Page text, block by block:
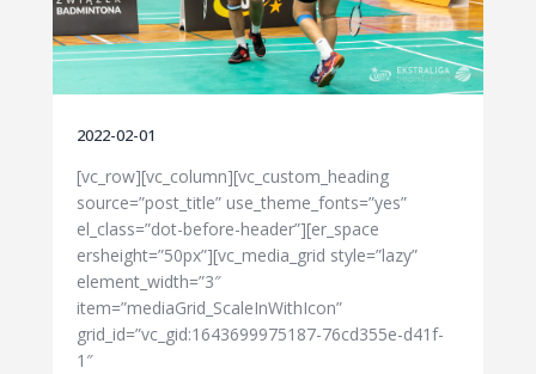
2022-02-01
[vc_row][vc_column][vc_custom_heading
source=”post_title” use_theme_fonts=”yes”
el_class=”dot-before-header”][er_space
ersheight=”50px”][vc_media_grid style=”lazy”
element_width=”3″
item=”mediaGrid_ScaleInWithIcon”
grid_id=”vc_gid:1643699975187-76cd355e-d41f-
1″